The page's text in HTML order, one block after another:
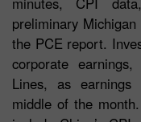
preliminary
the PCE report.
corporate
Lines, as
middle of the